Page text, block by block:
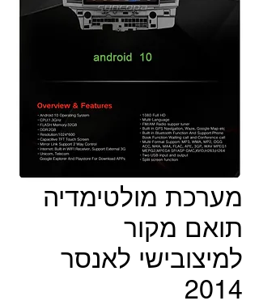
מערכת מולטימדיה
תואם מקור
למיצובישי לאנסר
2014